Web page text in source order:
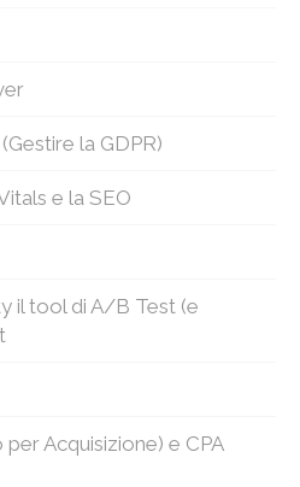
la GDPR)
e la SEO
il tool di A/B Test (e
Acquisizione) e CPA